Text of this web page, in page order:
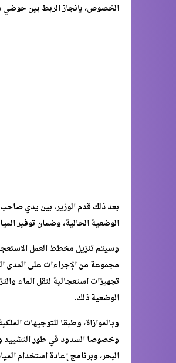
الخصوص، بإنجاز الربط بين حوضي
بعد ذلك قدم الوزير، بين يدي
الوضعية الحالية، وضمان توفير
وسيتم تنزيل مخطط العمل
مجموعة من الإجراءات على المدى
تجهيزات استعجالية لنقل الماء
الوضعية ذلك.
وبالموازاة، وطبقا للتوجيهات
وخصوصا السدود في طور التشييد
البحر، وبرنامج إعادة استخدام